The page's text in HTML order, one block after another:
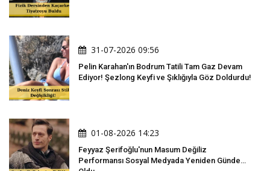
31-07-2026 09:56
Pelin Karahan'ın Bodrum Tatili Tam Gaz Devam
Ediyor! Şezlong Keyfi ve Şıklığıyla Göz Doldurdu!
01-08-2026 14:23
Feyyaz Şerifoğlu'nun Masum Değiliz
Performansı Sosyal Medyada Yeniden Gündem